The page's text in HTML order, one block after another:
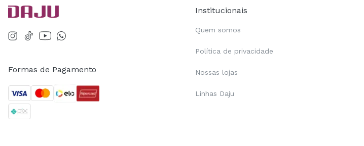
Formas de Pagamento
Institucionais
Quem somos
Política de privacidade
Nossas lojas
Linhas Daju